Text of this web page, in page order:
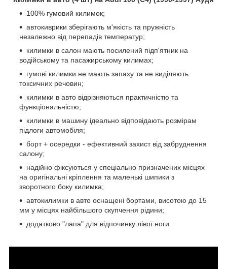
100% гумовий килимок;
автокиврики зберігають м'якість та пружність
незалежно від перепадів температур;
килимки в салон мають посилений підп'ятник на
водійському та пасажирському килимах;
гумові килимки не мають запаху та не виділяють
токсичних речовин;
килимки в авто відрізняються практичністю та
функціональністю;
килимки в машину ідеально відповідають розмірам
підлоги автомобіля;
борт + осередки - ефективний захист від забруднення
салону;
надійно фіксуються у спеціально призначених місцях
на оригінальні кріплення та маленькі шипики з
зворотного боку килимка;
автокилимки в авто оснащені бортами, висотою до 15
мм у місцях найбільшого скупчення рідини;
додатково "лапа" для відпочинку лівої ноги